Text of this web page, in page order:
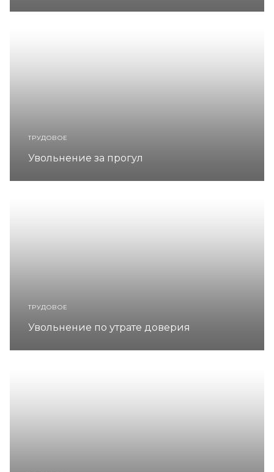
ТРУДОВОЕ
Увольнение за прогул
ТРУДОВОЕ
Увольнение по утрате доверия